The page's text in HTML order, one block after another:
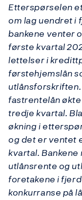
Etterspørselen
om lag uendret i
bankene venter
første kvartal
lettelser i
førstehjemslån
fastrentelån
tredje kvartal.
økning i
og det er ventet
kvartal.
utlånsrente og
foretakene i
konkurranse på